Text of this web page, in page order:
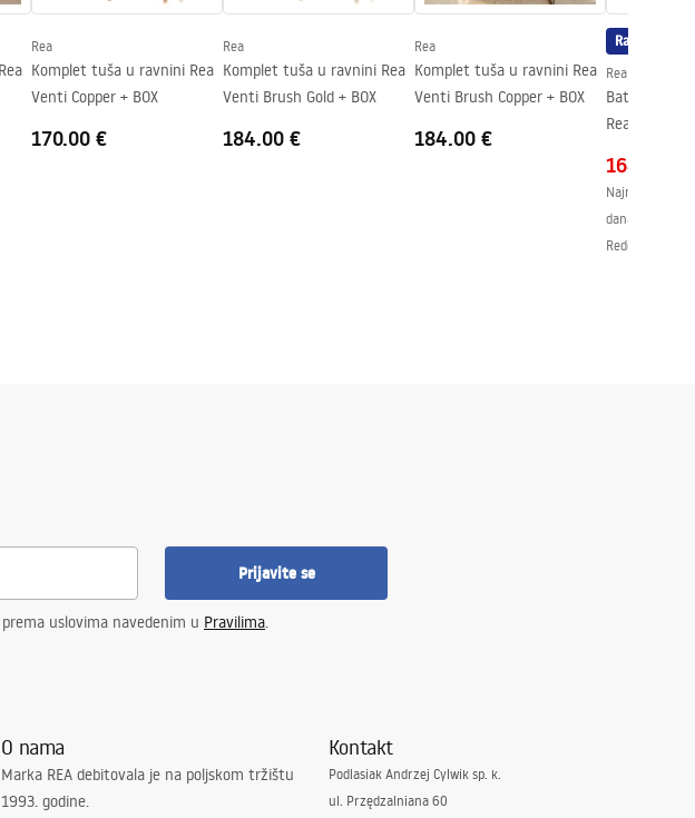
Rea
Komplet tuša u ravnini Rea
Venti Copper + BOX
170.00 €
Rea
Komplet tuša u ravnini Rea
Venti Brush Gold + BOX
184.00 €
Rea
Komplet tuša u ravnini Rea
Venti Brush Copper + BOX
184.00 €
Rasprodaja
Rea
Baterija za
Rea Lungo
164.00 €
Najniža cijena
dana:
Redovna cijena
Prijavite se
uslovima navedenim u Pravilima.
O nama
Marka REA debitovala je na poljskom tržištu
1993. godine.
Kontakt
Podlasiak Andrzej Cylwik sp. k.
ul. Przędzalniana 60